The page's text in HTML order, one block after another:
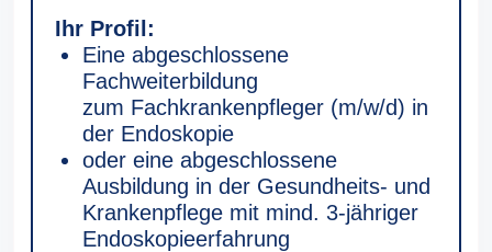
Ihr Profil:
Eine abgeschlossene
Fachweiterbildung
zum Fachkrankenpfleger (m/w/d) in
der Endoskopie
oder eine abgeschlossene
Ausbildung in der Gesundheits- und
Krankenpflege mit mind. 3-jähriger
Endoskopieerfahrung